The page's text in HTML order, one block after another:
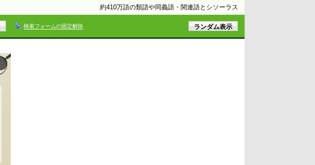
約410万語の類語や同義語・関連語とシソーラス
検索フォームの固定解除